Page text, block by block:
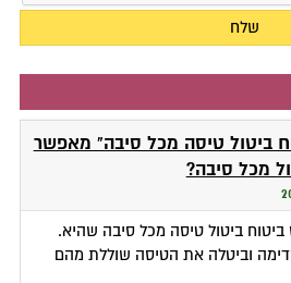
ביטול טיסה מכל סיבה" מאפשר
מכל סיבה?
ביטול טיסה מכל סיבה שהיא.
וביטלה את הטיסה שוללת מהם